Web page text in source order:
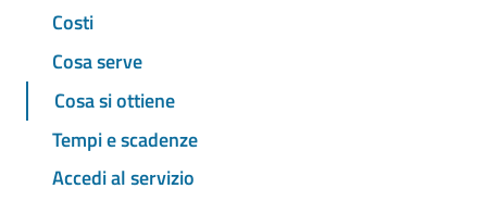
Costi
Cosa serve
Cosa si ottiene
Tempi e scadenze
Accedi al servizio